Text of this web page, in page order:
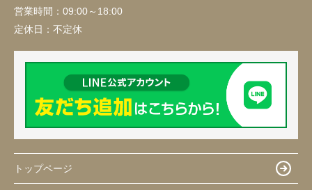
営業時間： 09:00～18:00
定休日： 不定休
トップページ